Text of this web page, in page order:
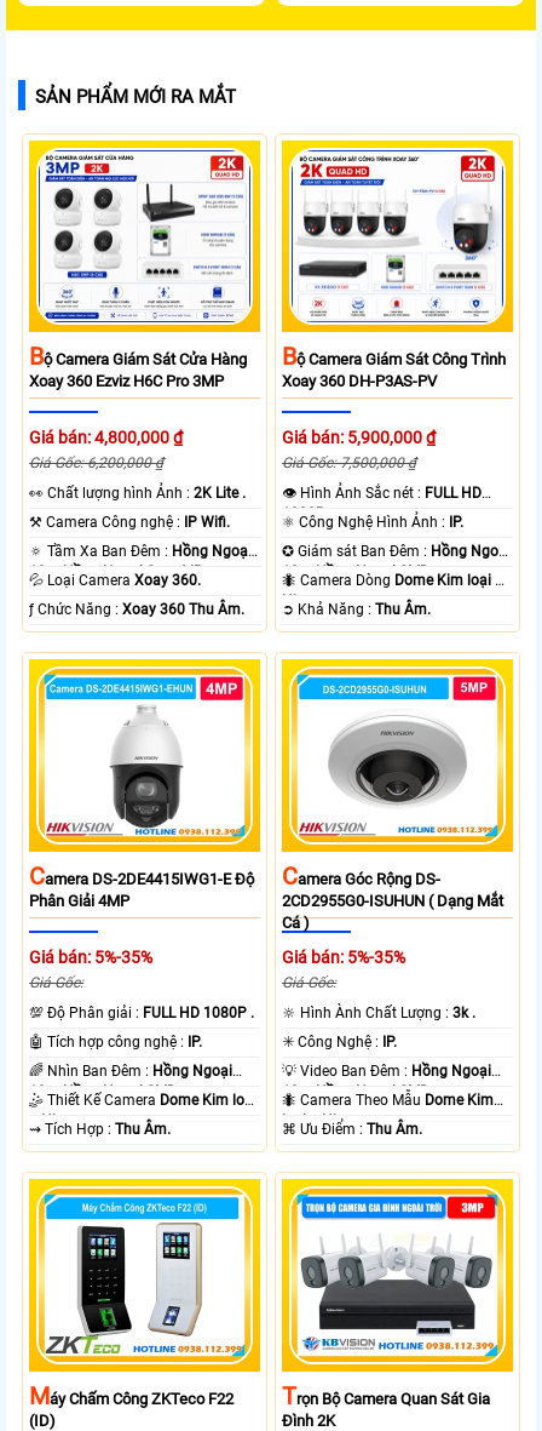
SẢN PHẨM MỚI RA MẮT
BỘ Camera Giám Sát Cửa Hàng
Xoay 360 Ezviz H6C Pro 3MP
Giá bán: 4,800,000 ₫
Giá Gốc: 6,200,000 ₫
️👀 Chất lượng hình Ảnh :2K Lite .
⚒ Camera Công nghệ :
IP Wifi.
🔅 Tầm Xa Ban Đêm : Hồng Ngoại
10m Hồng Ngoại Smart IR.
💦 Loại CameraXoay 360.
️ƒ Chức Năng :Xoay 360 Thu Âm.
BỘ Camera Giám Sát Công Trình
Xoay 360 DH-P3AS-PV
Giá bán: 5,900,000 ₫
Giá Gốc: 7,500,000 ₫
👁 Hình Ảnh Sắc nét : FULL HD
1080P .
⚛️ Công Nghệ Hình Ảnh :
IP.
✪ Giám sát Ban Đêm : Hồng Ngoại
10m Hồng Ngoại SMD.
🐜 Camera Dòng Dome Kim loại +
Nhựa.
️➲ Khả Năng :Thu Âm.
CAmera DS-2DE4415IWG1-E Độ
Phân Giải 4MP
Giá bán: 5%-35%
Giá Gốc:
💯 Độ Phân giải : FULL HD 1080P .
🤖️ Tích hợp công nghệ :
IP.
🌈 Nhìn Ban Đêm : Hồng Ngoại
10m Hồng Ngoại SMD.
🤹 Thiết Kế Camera Dome Kim loại
+ Nhựa.
️⇝ Tích Hợp :Thu Âm.
CAmera Góc Rộng DS-
2CD2955G0-ISUHUN ( Dạng Mắt
Cá )
Giá bán: 5%-35%
Giá Gốc:
🔆 Hình Ành Chất Lượng :3k .
✳️ Công Nghệ :
IP.
💡 Video Ban Đêm : Hồng Ngoại
10m Hồng Ngoại SMD.
🐜 Camera Theo Mẫu Dome Kim
loại + Nhựa. ️⌘ Ưu Điểm :Thu Âm.
MÁy Chấm Công ZKTeco F22
(ID)
TRọn Bộ Camera Quan Sát Gia
Đình 2K